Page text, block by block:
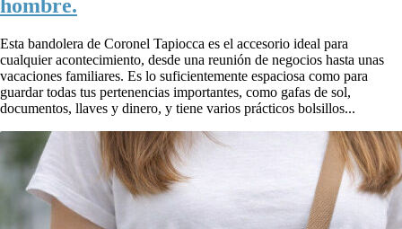
hombre.
Esta bandolera de Coronel Tapiocca es el accesorio ideal para
cualquier acontecimiento, desde una reunión de negocios hasta unas
vacaciones familiares. Es lo suficientemente espaciosa como para
guardar todas tus pertenencias importantes, como gafas de sol,
documentos, llaves y dinero, y tiene varios prácticos bolsillos...